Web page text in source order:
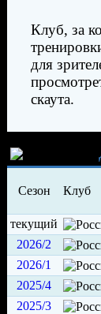
Клуб, за
для
скаута.
Сезон Клуб
текущий
2026/2
2026/1
2025/4
2025/3